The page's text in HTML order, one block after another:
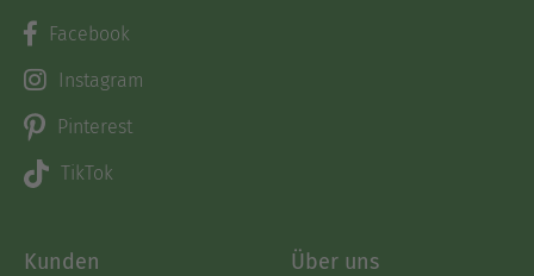
Facebook
Instagram
Pinterest
TikTok
Kunden Über uns